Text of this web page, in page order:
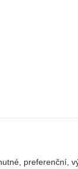
preferenční,